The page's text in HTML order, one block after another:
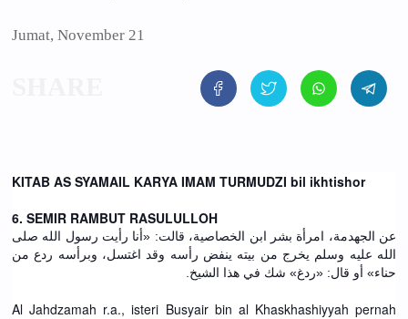
Jumat, November 21
KITAB AS SYAMAIL KARYA IMAM TURMUDZI bil ikhtishor
6. SEMIR RAMBUT RASULULLOH
عن الجهدمة، امرأة بشر ابن الخصاصية، قالت: «أنا رأيت رسول الله صلى
الله عليه وسلم يخرج من بيته ينفض رأسه وقد اغتسل، وبرأسه ردع من
حناء» أو قال: «ردغ» شك في هذا الشيخ.
Al Jahdzamah r.a., isteri Busyair bin al Khaskhashiyyah pernah